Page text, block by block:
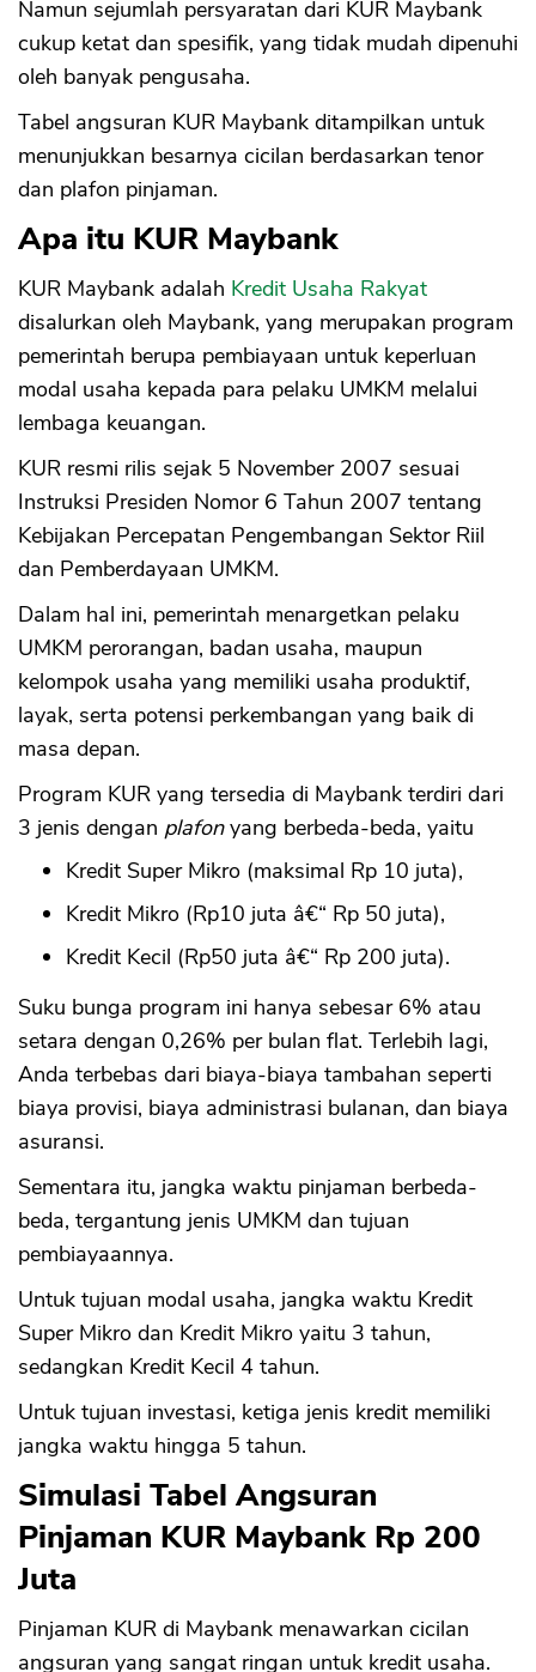
Namun sejumlah persyaratan dari KUR Maybank
cukup ketat dan spesifik, yang tidak mudah dipenuhi
oleh banyak pengusaha.
Tabel angsuran KUR Maybank ditampilkan untuk
menunjukkan besarnya cicilan berdasarkan tenor
dan plafon pinjaman.
Apa itu KUR Maybank
KUR Maybank adalah Kredit Usaha Rakyat
disalurkan oleh Maybank, yang merupakan program
pemerintah berupa pembiayaan untuk keperluan
modal usaha kepada para pelaku UMKM melalui
lembaga keuangan.
KUR resmi rilis sejak 5 November 2007 sesuai
Instruksi Presiden Nomor 6 Tahun 2007 tentang
Kebijakan Percepatan Pengembangan Sektor Riil
dan Pemberdayaan UMKM.
Dalam hal ini, pemerintah menargetkan pelaku
UMKM perorangan, badan usaha, maupun
kelompok usaha yang memiliki usaha produktif,
layak, serta potensi perkembangan yang baik di
masa depan.
Program KUR yang tersedia di Maybank terdiri dari
3 jenis dengan plafonyang berbeda-beda, yaitu
Kredit Super Mikro (maksimal Rp 10 juta),
Kredit Mikro (Rp10 juta â€“ Rp 50 juta),
Kredit Kecil (Rp50 juta â€“ Rp 200 juta).
Suku bunga program ini hanya sebesar 6% atau
setara dengan 0,26% per bulan flat. Terlebih lagi,
Anda terbebas dari biaya-biaya tambahan seperti
biaya provisi, biaya administrasi bulanan, dan biaya
asuransi.
Sementara itu, jangka waktu pinjaman berbeda-
beda, tergantung jenis UMKM dan tujuan
pembiayaannya.
Untuk tujuan modal usaha, jangka waktu Kredit
Super Mikro dan Kredit Mikro yaitu 3 tahun,
sedangkan Kredit Kecil 4 tahun.
Untuk tujuan investasi, ketiga jenis kredit memiliki
jangka waktu hingga 5 tahun.
Simulasi Tabel Angsuran
Pinjaman KUR Maybank Rp 200
Juta
Pinjaman KUR di Maybank menawarkan cicilan
angsuran yang sangat ringan untuk kredit usaha.